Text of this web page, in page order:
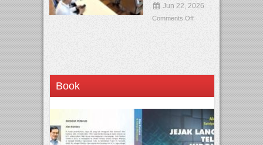
Jun 22, 2026
Comments Off
Book